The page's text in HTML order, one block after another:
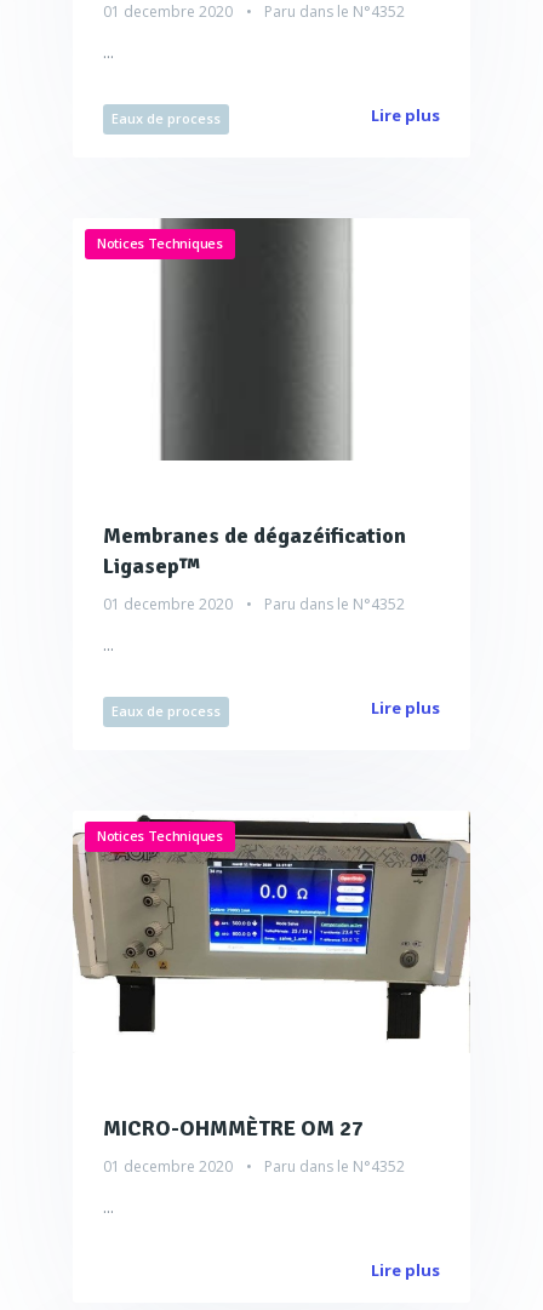
01 decembre 2020 Paru dans le N°4352
...
Eaux de process Lire plus
Notices Techniques
Membranes de dégazéification
Ligasep™
01 decembre 2020 Paru dans le N°4352
...
Eaux de process Lire plus
Notices Techniques
MICRO-OHMMÈTRE OM 27
01 decembre 2020 Paru dans le N°4352
...
Lire plus